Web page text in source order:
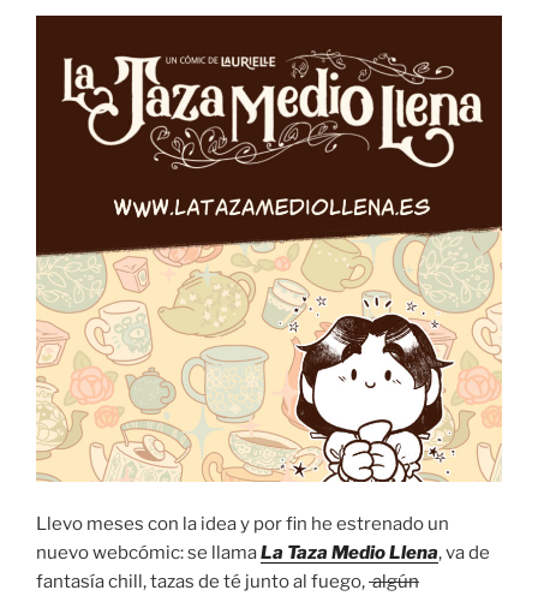
Llevo meses con la idea y por fin he estrenado un
nuevo webcómic: se llamaLa Taza Medio Llena, va de
fantasía chill, tazas de té junto al fuego,algún